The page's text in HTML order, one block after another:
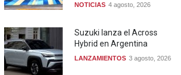
NOTICIAS 4 agosto, 2026
Suzuki lanza el Across
Hybrid en Argentina
LANZAMIENTOS 3 agosto, 2026